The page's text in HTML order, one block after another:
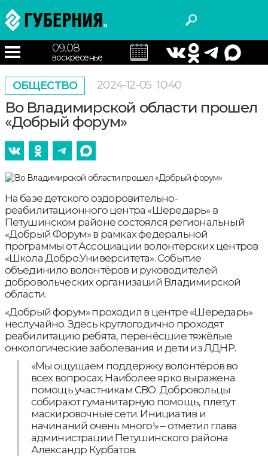
09.08
воскресенье
ОБЩЕСТВО 2024-12-05 10:40
Во Владимирской области прошел
«Добрый форум»
На базе детского оздоровительно-
реабилитационного центра «Шередарь» в
Петушинском районе состоялся региональный
«Добрый Форум» в рамках федеральной
программы от Ассоциации волонтёрских центров
«Школа Добро.Университета». Событие
объединило волонтёров и руководителей
добровольческих организаций Владимирской
области.
«Добрый форум» проходил в центре «Шередарь»
неслучайно. Здесь круглогодично проходят
реабилитацию ребята, перенёсшие тяжёлые
онкологические заболевания и дети из ЛДНР.
«Мы ощущаем поддержку волонтёров во
всех вопросах. Наиболее ярко выражена
помощь участникам СВО. Добровольцы
собирают гуманитарную помощь, плетут
маскировочные сети. Инициатив и
начинаний очень много!» – отметил глава
администрации Петушинского района
Александр Курбатов.